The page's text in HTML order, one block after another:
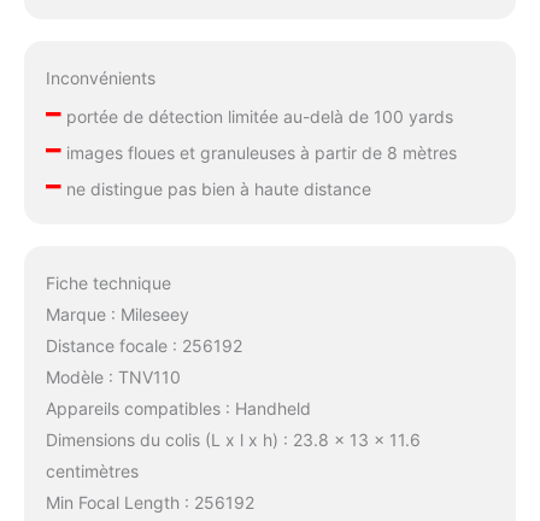
Inconvénients
–portée de détection limitée au-delà de 100 yards
–images floues et granuleuses à partir de 8 mètres
–ne distingue pas bien à haute distance
Fiche technique
Marque : Mileseey
Distance focale : 256192
Modèle : TNV110
Appareils compatibles : Handheld
Dimensions du colis (L x l x h) : 23.8 x 13 x 11.6
centimètres
Min Focal Length : 256192